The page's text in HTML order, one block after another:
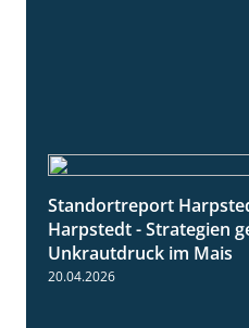
Standortreport
Harpstedt - Strategien
Unkrautdruck im Mais
20.04.2026